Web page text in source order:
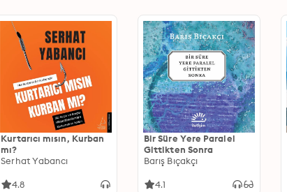
Kurtarıcı mısın, Kurban
mı?
Serhat Yabancı
4.8
Bir Süre Yere Paralel
Gittikten Sonra
Barış Bıçakçı
4.1